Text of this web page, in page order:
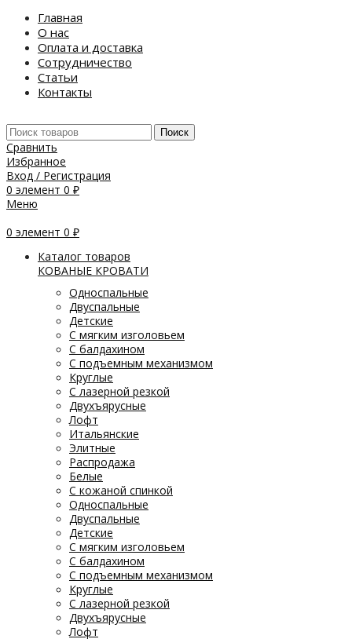
Главная
О нас
Оплата и доставка
Сотрудничество
Статьи
Контакты
Поиск
Сравнить
Избранное
Вход / Регистрация
0 элемент 0 ₽
Меню
0 элемент 0 ₽
Каталог товаров
КОВАНЫЕ КРОВАТИ
Односпальные
Двуспальные
Детские
С мягким изголовьем
С балдахином
С подъемным механизмом
Круглые
С лазерной резкой
Двухъярусные
Лофт
Итальянские
Элитные
Распродажа
Белые
С кожаной спинкой
Односпальные
Двуспальные
Детские
С мягким изголовьем
С балдахином
С подъемным механизмом
Круглые
С лазерной резкой
Двухъярусные
Лофт